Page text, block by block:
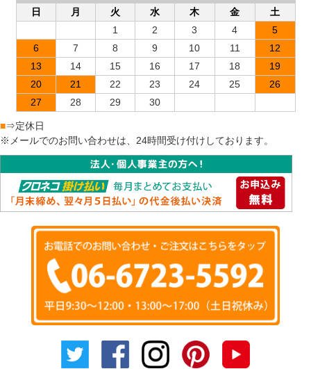
日
月 火 水 木 金
土
1
2 3 4
5
6
7 8 9 10 11
12
13
14 15 16 17 18
19
20
21 22 23 24 25
26
27
28 29 30
■⇒定休日
※メールでのお問い合わせは、24時間受け付けしております。